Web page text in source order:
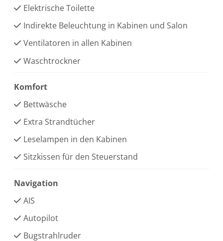
Elektrische Toilette
Indirekte Beleuchtung in Kabinen und Salon
Ventilatoren in allen Kabinen
Waschtrockner
Komfort
Bettwäsche
Extra Strandtücher
Leselampen in den Kabinen
Sitzkissen für den Steuerstand
Navigation
AIS
Autopilot
Bugstrahlruder